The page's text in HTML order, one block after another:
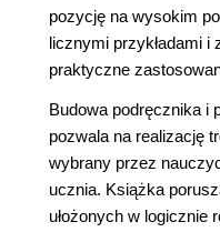
pozycję na wysokim
licznymi przykładami i
praktyczne
Budowa podręcznika i
pozwala na realizację
wybrany przez
ucznia. Książka
ułożonych w logicznie